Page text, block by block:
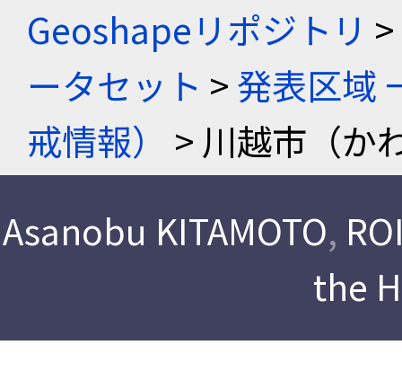
Geoshapeリポジトリ >
ータセット >発表区域
戒情報）
> 川越市（か
Asanobu KITAMOTO,
the